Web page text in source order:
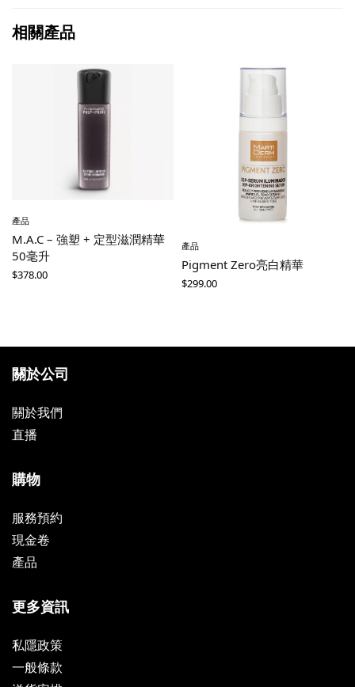
相關產品
產品
M.A.C – 強塑 + 定型滋潤精華
50毫升
$378.00
產品
Pigment Zero亮白精華
$299.00
關於公司
關於我們
直播
購物
服務預約
現金卷
產品
更多資訊
私隱政策
一般條款